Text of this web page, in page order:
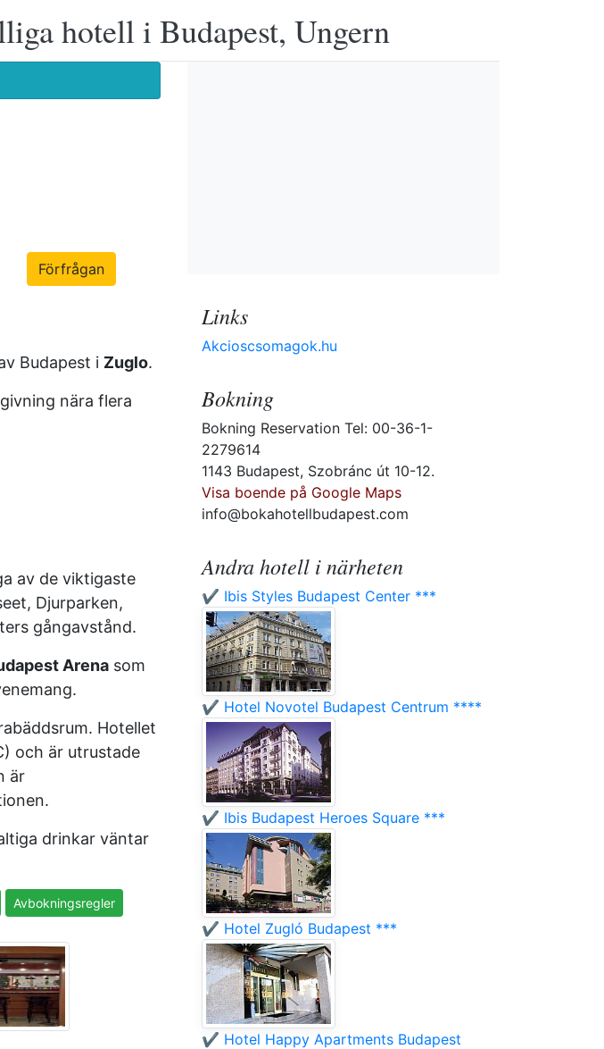
hotell i Budapest, Ungern
Förfrågan
Budapest i Zuglo.
nära flera
av de viktigaste
Djurparken,
gångavstånd.
Arena som
Hotellet
och är utrustade
är
drinkar väntar
Avbokningsregler
Links
Akcioscsomagok.hu
Bokning
Bokning Reservation Tel: 00-36-1-
2279614
1143 Budapest, Szobránc út 10-12.
Visa boende på Google Maps
info@bokahotellbudapest.com
Andra hotell i närheten
✔️ Ibis Styles Budapest Center ***
✔️ Hotel Novotel Budapest Centrum ****
✔️ Ibis Budapest Heroes Square ***
✔️ Hotel Zugló Budapest ***
✔️ Hotel Happy Apartments Budapest